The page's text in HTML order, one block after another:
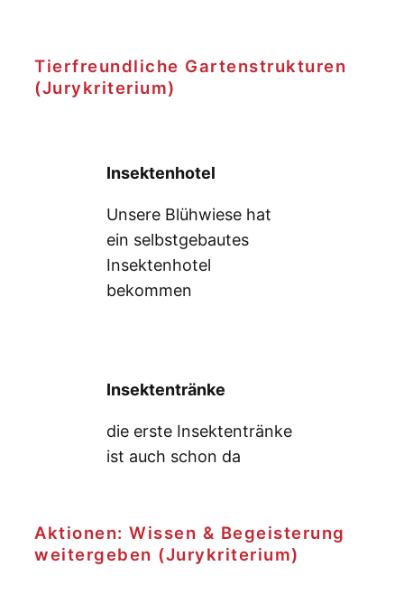
Tierfreundliche Gartenstrukturen
(Jurykriterium)
Insektenhotel
Unsere Blühwiese hat
ein selbstgebautes
Insektenhotel
bekommen
Insektentränke
die erste Insektentränke
ist auch schon da
Aktionen: Wissen & Begeisterung
weitergeben (Jurykriterium)